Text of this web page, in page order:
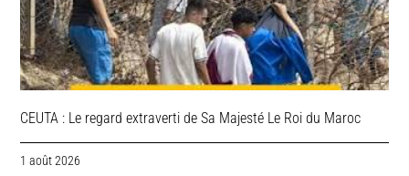
CEUTA : Le regard extraverti de Sa Majesté Le Roi du Maroc
1 août 2026